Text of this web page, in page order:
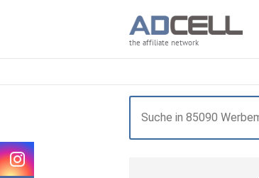
the affiliate network